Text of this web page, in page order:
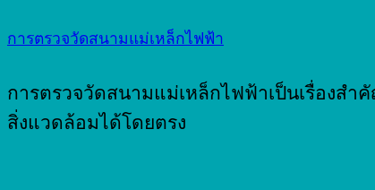
การตรวจวัดสนามแม่เหล็กไฟฟ้า
การตรวจวัดสนามแม่เหล็กไฟฟ้าเป็นเรื่องส
สิ่งแวดล้อมได้โดยตรง